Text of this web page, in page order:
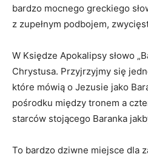
bardzo mocnego greckiego
z zupełnym podbojem,
W Księdze Apokalipsy słowo
Chrystusa. Przyjrzyjmy się
które mówią o Jezusie jako
pośrodku między tronem a
starców stojącego Baranka
To bardzo dziwne miejsce dla